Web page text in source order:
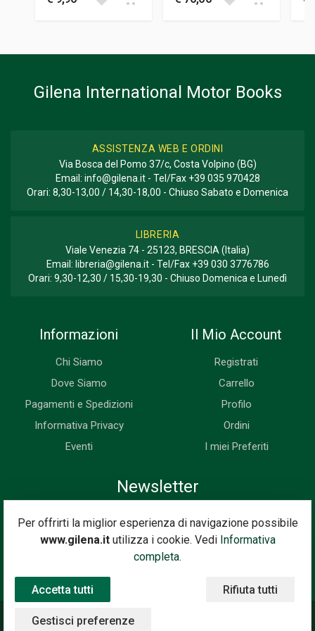
Per offrirti la miglior esperienza di navigazione possibile
www.gilena.itutilizza i cookie. Vedi Informativa
completa.
Accetta tutti Rifiuta tutti
Gestisci preferenze
Gilena International Motor Books
ASSISTENZA WEB E ORDINI
Via Bosca del Pomo 37/c, Costa Volpino (BG)
Email: info@gilena.it- Tel/Fax +39 035 970428
Orari: 8,30-13,00 / 14,30-18,00 - Chiuso Sabato e Domenica
LIBRERIA
Viale Venezia 74 - 25123, BRESCIA (Italia)
Email: libreria@gilena.it- Tel/Fax +39 030 3776786
Orari: 9,30-12,30 / 15,30-19,30 - Chiuso Domenica e Lunedì
Informazioni
Chi Siamo
Dove Siamo
Pagamenti e Spedizioni
Informativa Privacy
Eventi
Il Mio Account
Registrati
Carrello
Profilo
Ordini
I miei Preferiti
Newsletter
Iscriviti subito alla nostra newsletter. Riceverai prima di tutti le
novità, le offerte, i prossimi eventi...
©2020 Gilena International Motor Books — Powered by